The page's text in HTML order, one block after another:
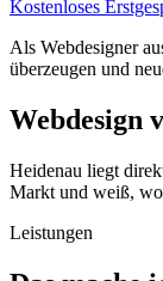
Kostenloses
Als Webdesigner
überzeugen und
Webdesign
Heidenau liegt
Markt und weiß,
Leistungen